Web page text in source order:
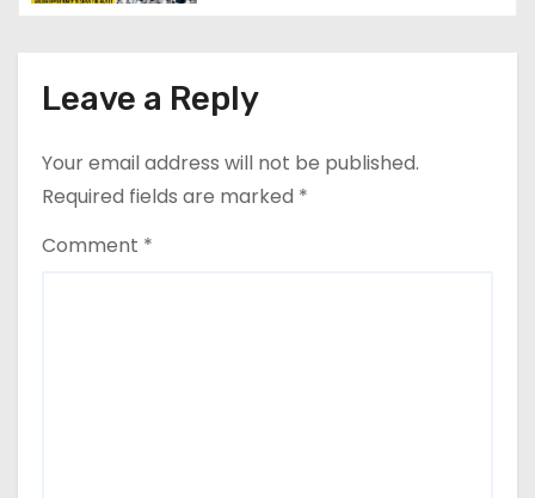
n
Leave a Reply
Your email address will not be published.
Required fields are marked *
Comment *